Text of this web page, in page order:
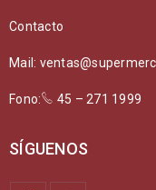
Contacto
Mail:
Fono: 45 – 271 1999
SÍGUENOS